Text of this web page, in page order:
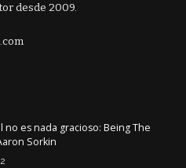
desde 2009.
no es nada gracioso: Being The
Sorkin